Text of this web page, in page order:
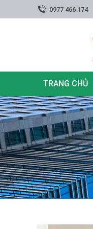
0977 466 174
TRANG CHỦ